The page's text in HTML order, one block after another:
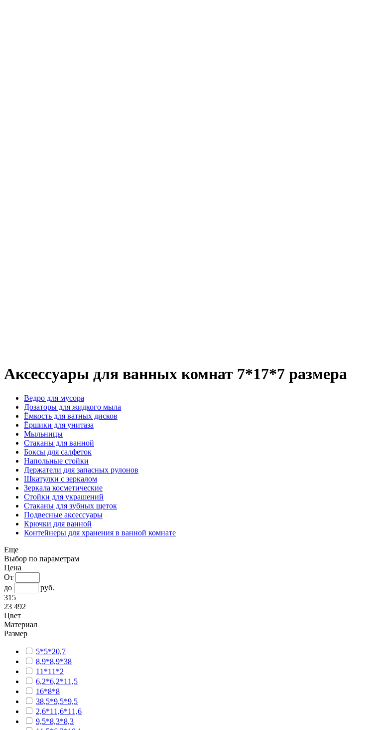
Аксессуары для ванных комнат 7*17*7 размера
Ведро для мусора
Дозаторы для жидкого мыла
Ёмкость для ватных дисков
Ёршики для унитаза
Мыльницы
Стаканы для ванной
Боксы для салфеток
Напольные стойки
Держатели для запасных рулонов
Шкатулки с зеркалом
Зеркала косметические
Стойки для украшений
Стаканы для зубных щеток
Подвесные аксессуары
Крючки для ванной
Контейнеры для хранения в ванной комнате
Еще
Выбор по параметрам
Цена
От
до
руб.
315
23 492
Цвет
Материал
Размер
5*5*20,7
8,9*8,9*38
11*11*2
6,2*6,2*11,5
16*8*8
38,5*9,5*9,5
2,6*11,6*11,6
9,5*8,3*8,3